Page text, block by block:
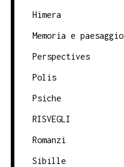
Himera
Memoria e paesaggio
Perspectives
Polis
Psiche
RISVEGLI
Romanzi
Sibille